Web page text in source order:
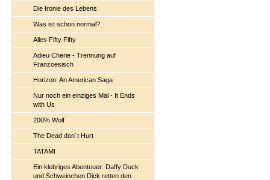
Die Ironie des Lebens
Was ist schon normal?
Alles Fifty Fifty
Adieu Cherie - Trennung auf
Franzoesisch
Horizon: An American Saga
Nur noch ein einziges Mal - It Ends
with Us
200% Wolf
The Dead don´t Hurt
TATAMI
Ein klebriges Abenteuer: Daffy Duck
und Schweinchen Dick retten den